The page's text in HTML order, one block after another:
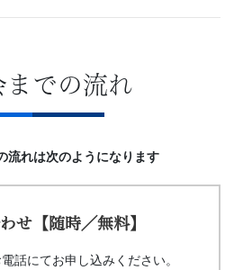
までの流れ
流れは次のようになります
せ【随時／無料】
話にてお申し込みください。